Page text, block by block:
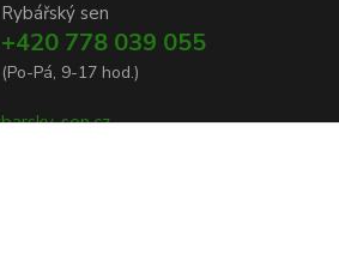
Rybářský sen
+420 778 039 055
(Po-Pá, 9-17 hod.)
sen.cz